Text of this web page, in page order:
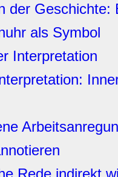
der
als Symbol
Interpretation
Rede indirekt